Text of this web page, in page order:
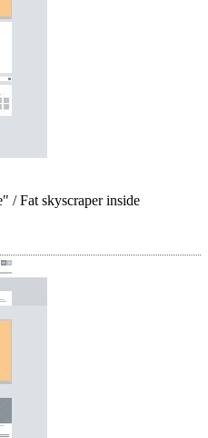
/ Fat skyscraper inside